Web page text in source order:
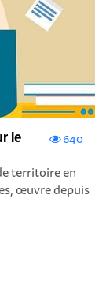
640
le
territoire en
œuvre depuis